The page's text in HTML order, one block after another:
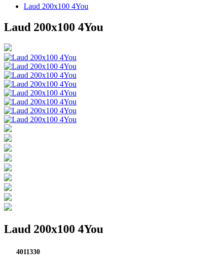
Laud 200x100 4You
Laud 200x100 4You
Laud 200x100 4You
4011330